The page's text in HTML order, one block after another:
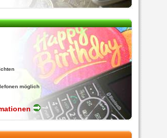
möglich